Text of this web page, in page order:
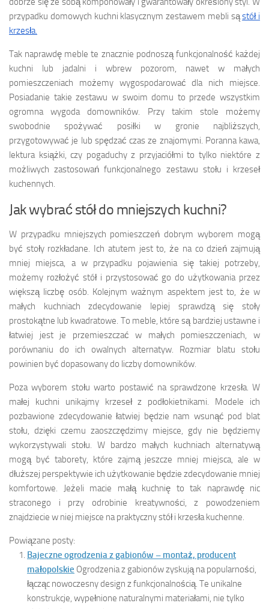
przypadku domowych kuchni klasycznym zestawem mebli sąstół i
krzesła.
Tak naprawdę meble te znacznie podnoszą funkcjonalność każdej
kuchni lub jadalni i wbrew pozorom, nawet w małych
pomieszczeniach możemy wygospodarować dla nich miejsce.
Posiadanie takie zestawu w swoim domu to przede wszystkim
ogromna wygoda domowników. Przy takim stole możemy
swobodnie spożywać posiłki w gronie najbliższych,
przygotowywać je lub spędzać czas ze znajomymi. Poranna kawa,
lektura książki, czy pogaduchy z przyjaciółmi to tylko niektóre z
możliwych zastosowań funkcjonalnego zestawu stołu i krzeseł
kuchennych.
Jak wybrać stół do mniejszych kuchni?
W przypadku mniejszych pomieszczeń dobrym wyborem mogą
być stoły rozkładane. Ich atutem jest to, że na co dzień zajmują
mniej miejsca, a w przypadku pojawienia się takiej potrzeby,
możemy rozłożyć stół i przystosować go do użytkowania przez
większą liczbę osób. Kolejnym ważnym aspektem jest to, że w
małych kuchniach zdecydowanie lepiej sprawdzą się stoły
prostokątne lub kwadratowe. To meble, które są bardziej ustawne i
łatwiej jest je przemieszczać w małych pomieszczeniach, w
porównaniu do ich owalnych alternatyw. Rozmiar blatu stołu
powinien być dopasowany do liczby domowników.
Poza wyborem stołu warto postawić na sprawdzone krzesła. W
małej kuchni unikajmy krzeseł z podłokietnikami. Modele ich
pozbawione zdecydowanie łatwiej będzie nam wsunąć pod blat
stołu, dzięki czemu zaoszczędzimy miejsce, gdy nie będziemy
wykorzystywali stołu. W bardzo małych kuchniach alternatywą
mogą być taborety, które zajmą jeszcze mniej miejsca, ale w
dłuższej perspektywie ich użytkowanie będzie zdecydowanie mniej
komfortowe. Jeżeli macie małą kuchnię to tak naprawdę nic
straconego i przy odrobinie kreatywności, z powodzeniem
znajdziecie w niej miejsce na praktyczny stół i krzesła kuchenne.
Powiązane posty:
Bajeczne ogrodzenia z gabionów – montaż, producent
małopolskie Ogrodzenia z gabionów zyskują na popularności,
łącząc nowoczesny design z funkcjonalnością. Te unikalne
konstrukcje, wypełnione naturalnymi materiałami, nie tylko